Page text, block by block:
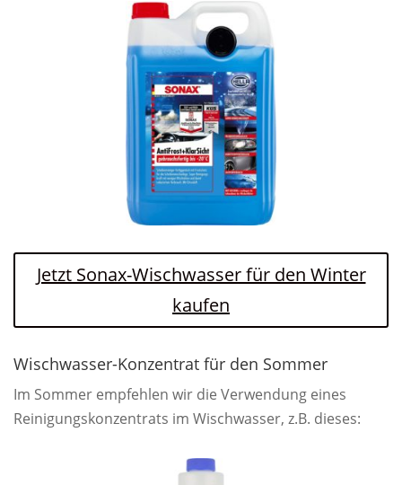
Jetzt Sonax-Wischwasser für den Winter
kaufen
Wischwasser-Konzentrat für den Sommer
Im Sommer empfehlen wir die Verwendung eines
Reinigungskonzentrats im Wischwasser, z.B. dieses: